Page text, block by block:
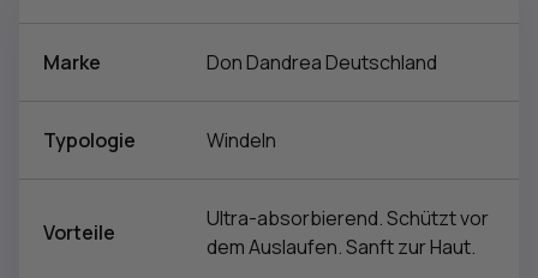
Marke Don Dandrea Deutschland
Typologie Windeln
Vorteile
Ultra-absorbierend. Schützt vor
dem Auslaufen. Sanft zur Haut.